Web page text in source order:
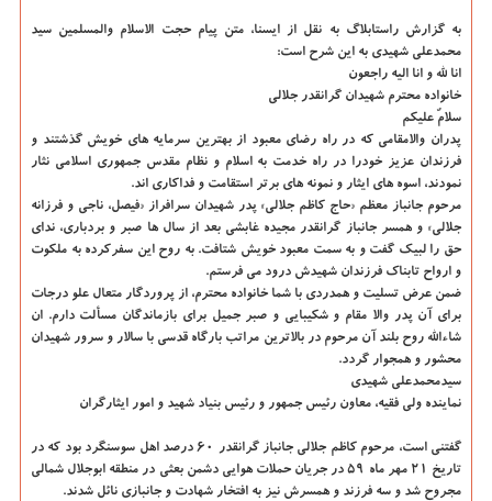
به گزارش راستابلاگ به نقل از ایسنا، متن پیام حجت الاسلام والمسلمین سید
محمدعلی شهیدی به این شرح است:
انا لله و انا الیه راجعون
خانواده محترم شهیدان گرانقدر جلالی
سلامٌ علیكم
پدران والامقامی كه در راه رضای معبود از بهترین سرمایه های خویش گذشتند و
فرزندان عزیز خودرا در راه خدمت به اسلام و نظام مقدس جمهوری اسلامی نثار
نمودند، اسوه های ایثار و نمونه های برتر استقامت و فداكاری اند.
مرحوم جانباز معظم «حاج كاظم جلالی» پدر شهیدان سرافراز «فیصل، ناجی و فرزانه
جلالی» و همسر جانباز گرانقدر مجیده غابشی بعد از سال ها صبر و بردباری، ندای
حق را لبیك گفت و به سمت معبود خویش شتافت. به روح این سفركرده به ملكوت
و ارواح تابناك فرزندان شهیدش درود می فرستم.
ضمن عرض تسلیت و همدردی با شما خانواده محترم، از پروردگار متعال علو درجات
برای آن پدر والا مقام و شكیبایی و صبر جمیل برای بازماندگان مسألت دارم. ان
شاءالله روح بلند آن مرحوم در بالاترین مراتب بارگاه قدسی با سالار و سرور شهیدان
محشور و همجوار گردد.
سیدمحمدعلی شهیدی
نماینده ولی فقیه، معاون رئیس جمهور و رئیس بنیاد شهید و امور ایثارگران
گفتنی است، مرحوم كاظم جلالی جانباز گرانقدر ۶۰ درصد اهل سوسنگرد بود كه در
تاریخ ۲۱ مهر ماه ۵۹ در جریان حملات هوایی دشمن بعثی در منطقه ابوجلال شمالی
مجروح شد و سه فرزند و همسرش نیز به افتخار شهادت و جانبازی نائل شدند.